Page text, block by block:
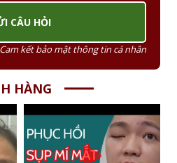
kết bảo mật thông tin cá nhân
HÀNG